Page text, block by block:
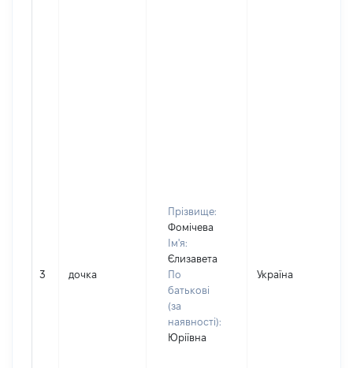
3 дочка
Прізвище:
Фомічева
Ім'я:
Єлизавета
По
батькові
(за
наявності):
Юріївна
Україна